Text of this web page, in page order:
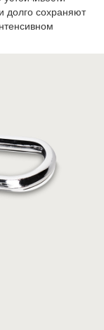
долго сохраняют